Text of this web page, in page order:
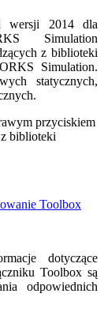
wersji 2014 dla
Simulation
z biblioteki
Simulation.
statycznych,
przyciskiem
biblioteki
dotyczące
Toolbox są
odpowiednich